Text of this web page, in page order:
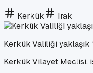
Kerkük Irak
Kerkük Valiliği yaklaşık
Kerkük Vilayet Meclisi,